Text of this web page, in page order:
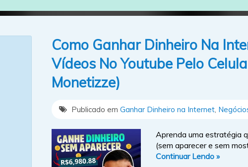
Como Ganhar Dinheiro Na
Vídeos No Youtube Pelo
Monetizze)
Publicado em Ganhar Dinheiro na Internet
Aprenda uma estratégia
(sem aparecer e sem
Continuar Lendo »